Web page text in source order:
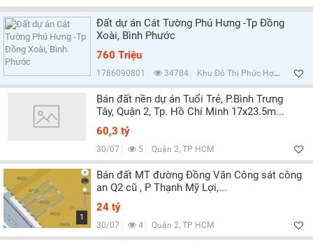
Tất cả Tất cả
HƯỚNG
Đông Bắc,
MẶT TIỀN
Tất cả
Đất dự án Cát Tường Phú Hưng -Tp Đồng
Xoài, Bình Phước
760 Triệu
1786090801 34784 Khu Đô Thị Phức Hợp Cát Tường Phú Hưng, Bình Phước
Bán đất nền dự án Tuổi Trẻ, P.Bình Trưng
Tây, Quận 2, Tp. Hồ Chí Minh 17x23.5m...
60,3 tỷ
30/07 5 Quận 2, TP HCM
1
Bán đất MT đường Đồng Văn Công sát công
an Q2 cũ , P Thạnh Mỹ Lợi,...
24 tỷ
30/07 4 Quận 2, TP HCM